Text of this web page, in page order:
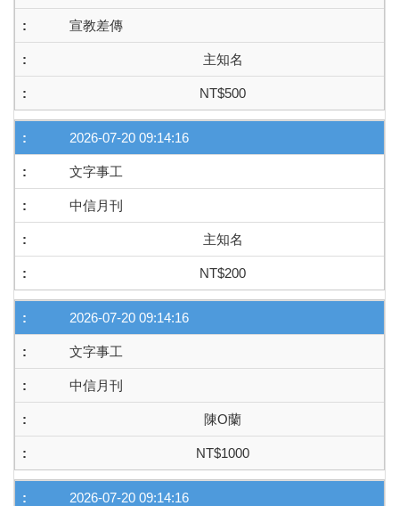
宣教差傳
主知名
NT$500
2026-07-20 09:14:16
文字事工
中信月刊
主知名
NT$200
2026-07-20 09:14:16
文字事工
中信月刊
陳O蘭
NT$1000
2026-07-20 09:14:16